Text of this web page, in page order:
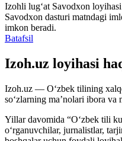
Izohli lugʻat Savodxon
Savodxon dasturi matndagi
imkon beradi.
Batafsil
Izoh.uz loyihasi
Izoh.uz — O‘zbek tilining
so‘zlarning ma’nolari ibora
Yillar davomida “O‘zbek tili
o‘rganuvchilar, jurnalistlar,